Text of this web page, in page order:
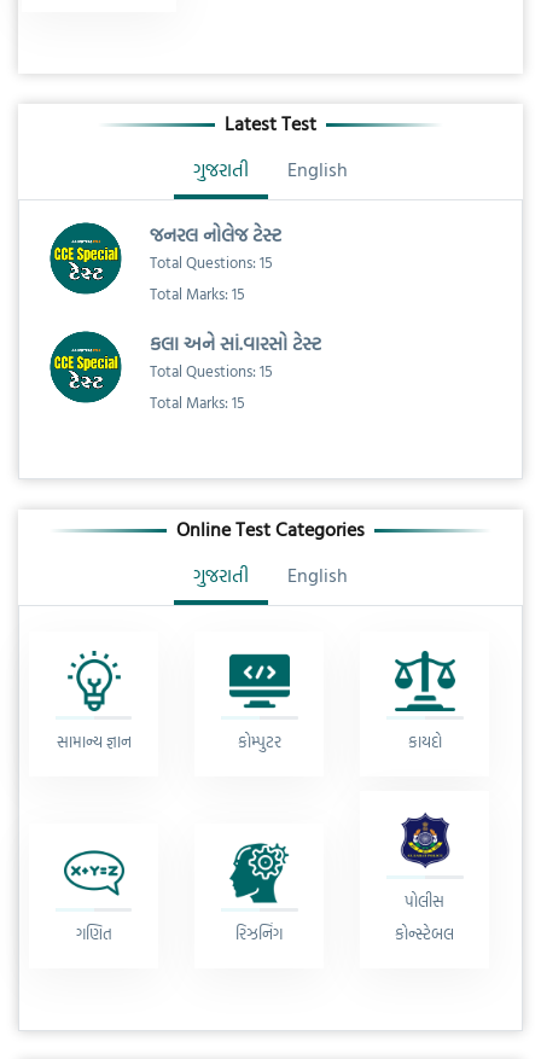
Latest Test
ગુજરાતી
English
જનરલ નોલેજ ટેસ્ટ
Total Questions: 15
Total Marks: 15
કલા અને સાં.વારસો ટેસ્ટ
Total Questions: 15
Total Marks: 15
Online Test Categories
ગુજરાતી
English
સામાન્ય જ્ઞાન કોમ્પુટર કાયદો
ગણિત રિઝનિંગ
પોલીસ
કોન્સ્ટેબલ